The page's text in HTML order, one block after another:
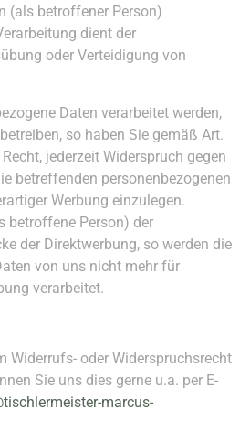
(als betroffener Person)
dient der
oder Verteidigung von
Daten verarbeitet werden,
so haben Sie gemäß Art.
jederzeit Widerspruch gegen
betreffenden personenbezogenen
Werbung einzulegen.
betroffene Person) der
der Direktwerbung, so werden die
von uns nicht mehr für
verarbeitet.
Widerrufs- oder Widerspruchsrecht
Sie uns dies gerne u.a. per E-
marcus-